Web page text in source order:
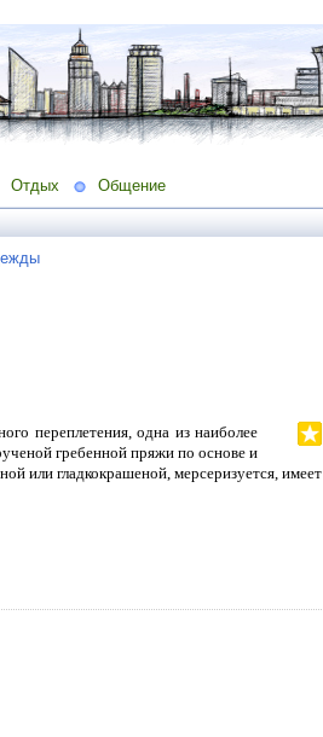
Отдых Общение
переплетения, одна из наиболее
гребенной пряжи по основе и
или гладкокрашеной, мерсеризуется, имеет